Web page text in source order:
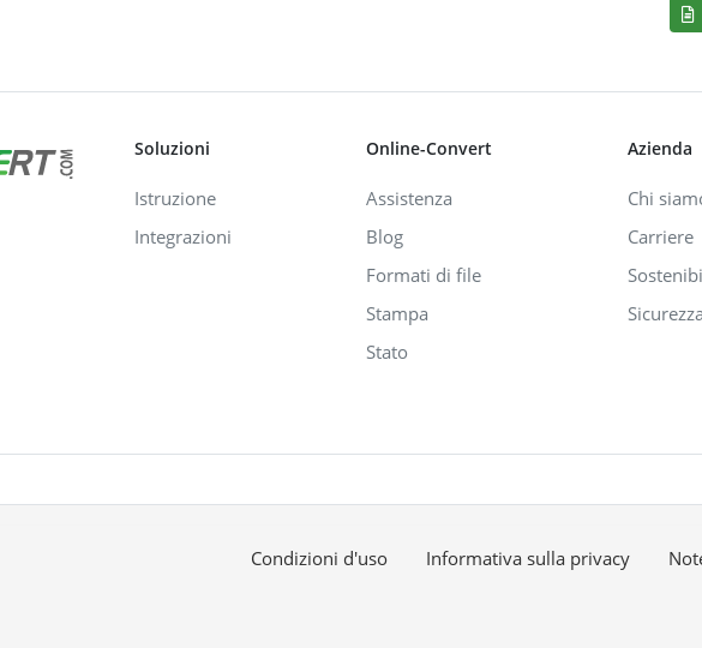
Soluzioni
Istruzione
Integrazioni
Online-Convert
Assistenza
Blog
Formati di file
Stampa
Stato
Azienda
Chi
Carriere
Sicurezza
Condizioni d'uso Informativa sulla privacy